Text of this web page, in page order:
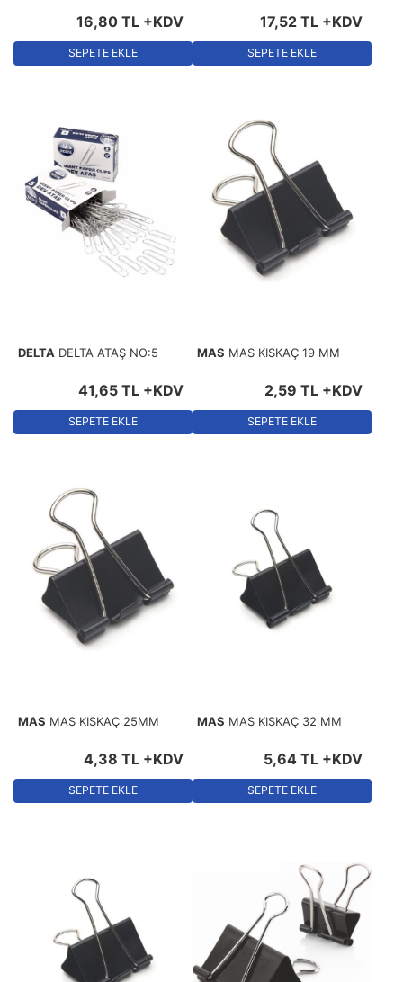
16,80 TL +KDV
SEPETE EKLE
17,52 TL +KDV
SEPETE EKLE
DELTA DELTA ATAŞ NO:5
41,65 TL +KDV
SEPETE EKLE
MAS MAS KISKAÇ 19 MM
2,59 TL +KDV
SEPETE EKLE
MAS MAS KISKAÇ 25MM
4,38 TL +KDV
SEPETE EKLE
MAS MAS KISKAÇ 32 MM
5,64 TL +KDV
SEPETE EKLE